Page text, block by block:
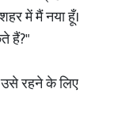
में मैं नया हूँ।
हैं?"
उसे रहने के लिए